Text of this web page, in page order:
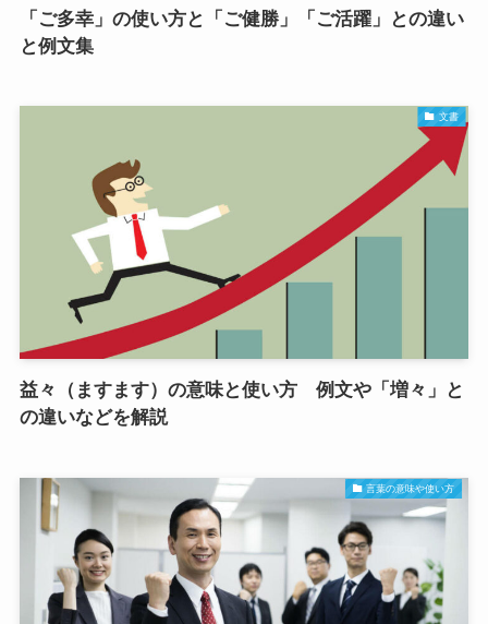
「ご多幸」の使い方と「ご健勝」「ご活躍」との違い
と例文集
文書
益々（ますます）の意味と使い方 例文や「増々」と
の違いなどを解説
言葉の意味や使い方